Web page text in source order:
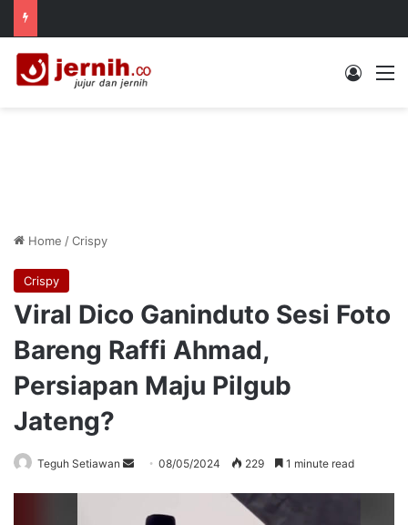
Log In
Home /Crispy
Crispy
Viral Dico Ganinduto Sesi Foto
Bareng Raffi Ahmad,
Persiapan Maju Pilgub
Jateng?
Teguh Setiawan
Send08/05/2024 229 1 minute read